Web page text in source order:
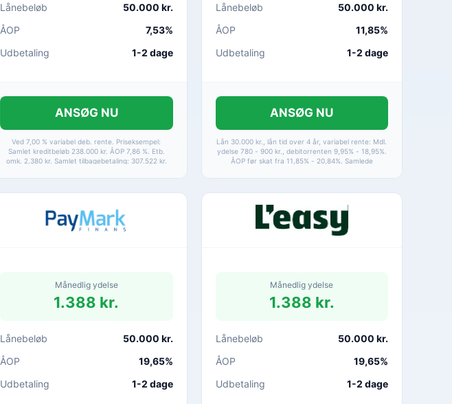
Lånebeløb
50.000 kr.
ÅOP
7,53%
Udbetaling
1-2 dage
ANSØG NU
Ved 7,00 % variabel deb. rente. Priseksempel:
Samlet kreditbeløb 238.000 kr. ÅOP 7,86 %. Etb.
omk. 2.380 kr. Samlet tilbagebetaling: 307.522 kr.
Lånebeløb
50.000 kr.
ÅOP
11,85%
Udbetaling
1-2 dage
ANSØG NU
Lån 30.000 kr., lån tid over 4 år, variabel rente: Mdl.
ydelse 780 - 900 kr., debitorrenten 9,95% - 18,95%.
ÅOP før skat fra 11,85% - 20,84%. Samlede
Månedlig ydelse
1.388 kr.
Lånebeløb
50.000 kr.
ÅOP
19,65%
Udbetaling
1-2 dage
Månedlig ydelse
1.388 kr.
Lånebeløb
50.000 kr.
ÅOP
19,65%
Udbetaling
1-2 dage